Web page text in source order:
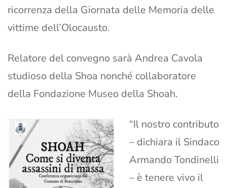
ricorrenza della Giornata delle Memoria delle
vittime dell’Olocausto.
Relatore del convegno sarà Andrea Cavola
studioso della Shoa nonché collaboratore
della Fondazione Museo della Shoah.
“Il nostro contributo
– dichiara il Sindaco
Armando Tondinelli
– è tenere vivo il